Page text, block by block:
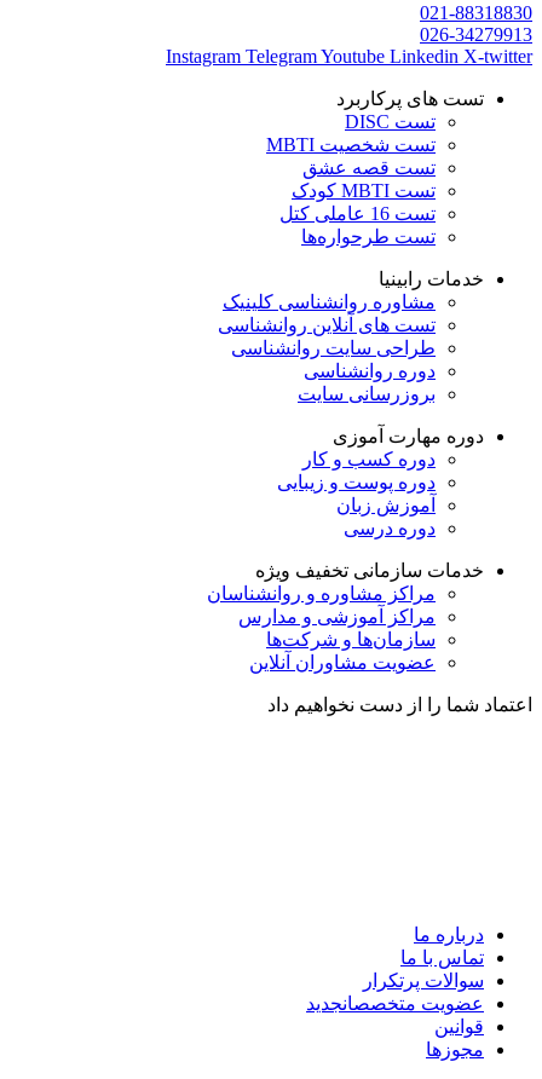
021-88318830
026-34279913
Instagram TelegramYoutube Linkedin X-twitter
تست های پرکاربرد
تست DISC
تست شخصیت MBTI
تست قصه عشق
تست MBTI کودک
تست 16 عاملی کتل
تست طرحواره‌ها
خدمات رابینیا
مشاوره روانشناسی کلینیک
تست های آنلاین روانشناسی
طراحی سایت روانشناسی
دوره روانشناسی
بروزرسانی سایت
دوره مهارت آموزی
دوره کسب و کار
دوره پوست و زیبایی
آموزش زبان
دوره درسی
خدمات سازمانی تخفیف ویژه
مراکز مشاوره و روانشناسان
مراکز آموزشی و مدارس
سازمان‌ها و شرکت‌ها
عضویت مشاوران آنلاین
اعتماد شما را از دست نخواهیم داد
درباره ما
تماس با ما
سوالات پرتکرار
عضویت متخصصانجدید
قوانین
مجوزها